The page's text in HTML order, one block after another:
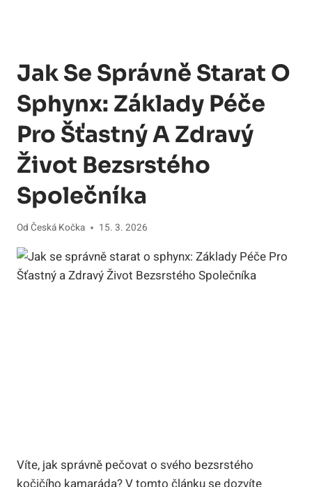
Jak Se Správně Starat O
Sphynx: Základy Péče
Pro Šťastný A Zdravý
Život Bezsrstého
Společníka
Od Česká Kočka 15. 3. 2026
Víte, jak správně pečovat o svého bezsrstého